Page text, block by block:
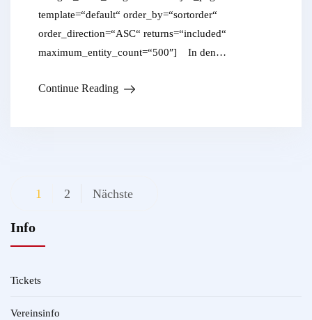
template=“default“ order_by=“sortorder“
order_direction=“ASC“ returns=“included“
maximum_entity_count=“500″] In den…
Continue Reading
Beitragsnavigation
1 2 Nächste
Info
Tickets
Vereinsinfo